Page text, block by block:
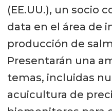
(EE.UU.), un socio
data en el área de
producción de
Presentarán una
temas, incluidas
acuicultura de